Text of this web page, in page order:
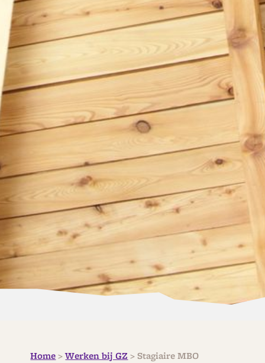
Home >Werken bij GZ >Stagiaire MBO